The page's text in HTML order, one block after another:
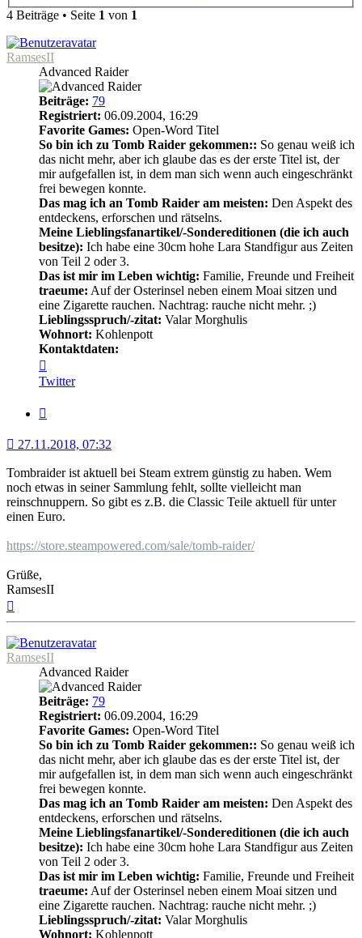
4 Beiträge • Seite 1 von 1
RamsesII
Advanced Raider
Beiträge: 79
Registriert: 06.09.2004, 16:29
Favorite Games: Open-Word Titel
So bin ich zu Tomb Raider gekommen:: So genau weiß ich
das nicht mehr, aber ich glaube das es der erste Titel ist, der
mir aufgefallen ist, in dem man sich wenn auch eingeschränkt
frei bewegen konnte.
Das mag ich an Tomb Raider am meisten: Den Aspekt des
entdeckens, erforschen und rätselns.
Meine Lieblingsfanartikel/-Sondereditionen (die ich auch
besitze): Ich habe eine 30cm hohe Lara Standfigur aus Zeiten
von Teil 2 oder 3.
Das ist mir im Leben wichtig: Familie, Freunde und Freiheit
traeume: Auf der Osterinsel neben einem Moai sitzen und
eine Zigarette rauchen. Nachtrag: rauche nicht mehr. ;)
Lieblingsspruch/-zitat: Valar Morghulis
Wohnort: Kohlenpott
Kontaktdaten:
von
RamsesII
Twitter
27.11.2018, 07:32
Tombraider ist aktuell bei Steam extrem günstig zu haben. Wem
noch etwas in seiner Sammlung fehlt, sollte vielleicht man
reinschnuppern. So gibt es z.B. die Classic Teile aktuell für unter
einen Euro.
https://store.steampowered.com/sale/tomb-raider/
Grüße,
RamsesII
RamsesII
Advanced Raider
Beiträge: 79
Registriert: 06.09.2004, 16:29
Favorite Games: Open-Word Titel
So bin ich zu Tomb Raider gekommen:: So genau weiß ich
das nicht mehr, aber ich glaube das es der erste Titel ist, der
mir aufgefallen ist, in dem man sich wenn auch eingeschränkt
frei bewegen konnte.
Das mag ich an Tomb Raider am meisten: Den Aspekt des
entdeckens, erforschen und rätselns.
Meine Lieblingsfanartikel/-Sondereditionen (die ich auch
besitze): Ich habe eine 30cm hohe Lara Standfigur aus Zeiten
von Teil 2 oder 3.
Das ist mir im Leben wichtig: Familie, Freunde und Freiheit
traeume: Auf der Osterinsel neben einem Moai sitzen und
eine Zigarette rauchen. Nachtrag: rauche nicht mehr. ;)
Lieblingsspruch/-zitat: Valar Morghulis
Wohnort: Kohlenpott